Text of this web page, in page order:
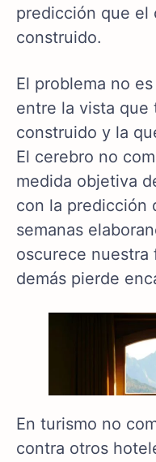
predicción que el
construido.
El problema no
entre la vista que
construido y la
El cerebro no
medida objetiva
con la predicción
semanas
oscurece
demás pierde
En turismo no
contra otros